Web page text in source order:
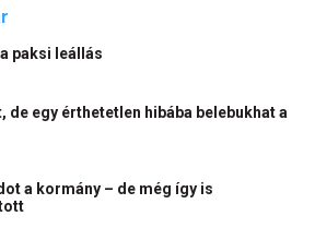
paksi leállás
de egy érthetetlen hibába belebukhat a
a kormány – de még így is